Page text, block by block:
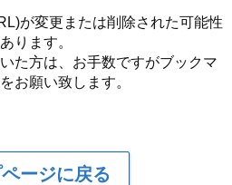
が変更または削除された可能性
ります。
た方は、お手数ですがブックマ
お願い致します。
ページに戻る